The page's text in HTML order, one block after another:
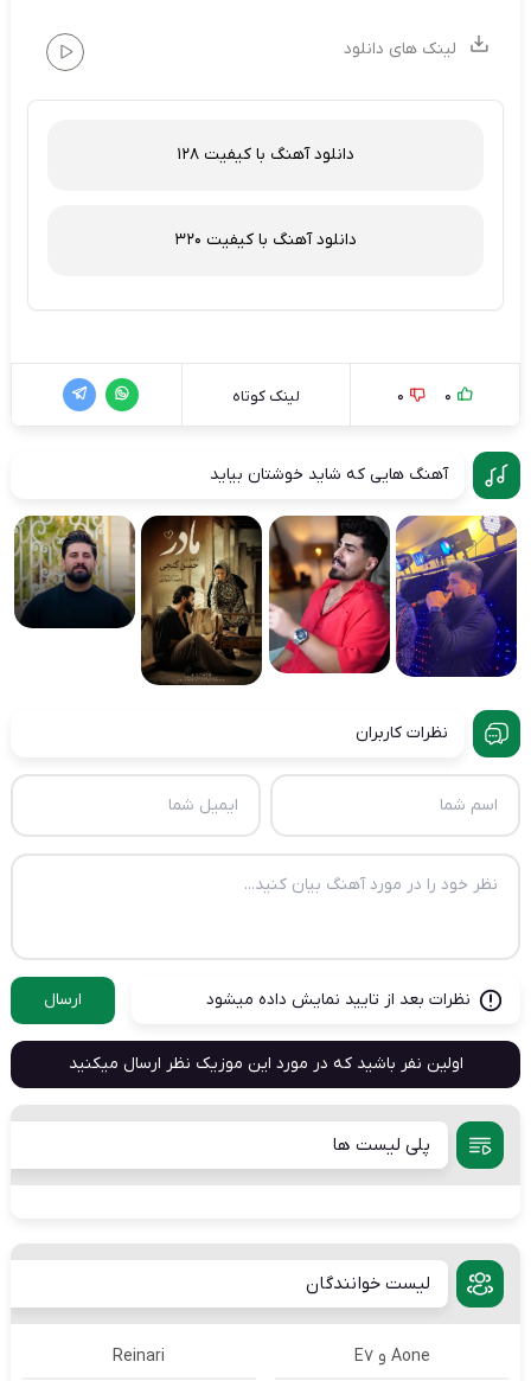
لینک های دانلود
دانلود آهنگ با کیفیت 128
دانلود آهنگ با کیفیت 320
0
0 لینک کوتاه
آهنگ هایی که شاید خوشتان بیاید
نظرات کاربران
نظرات بعد از تایید نمایش داده میشود ارسال
اولین نفر باشید که در مورد این موزیک نظر ارسال میکنید
پلی لیست ها
لیست خوانندگان
Aone و E7 Reinari